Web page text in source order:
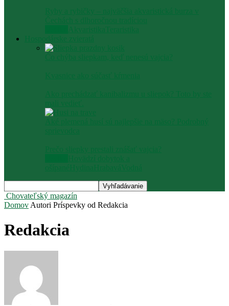
Chovateľský magazín
Domov Autori Príspevky od Redakcia
Redakcia